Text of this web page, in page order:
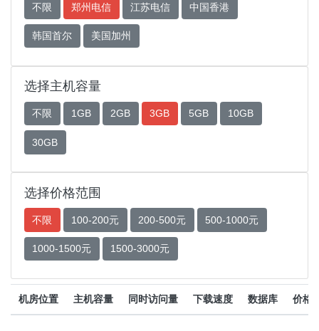
不限 郑州电信 江苏电信 中国香港
韩国首尔 美国加州
选择主机容量
不限 1GB 2GB 3GB 5GB 10GB
30GB
选择价格范围
不限 100-200元 200-500元 500-1000元
1000-1500元 1500-3000元
机房位置 主机容量 同时访问量 下载速度 数据库 价格